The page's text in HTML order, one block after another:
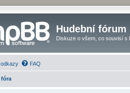
Hudební fórum
Diskuze o všem, co souvisí s
FAQ
fóra